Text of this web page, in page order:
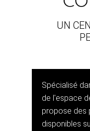
UN
Spécialisé
de l'espace
propose des
disponibles